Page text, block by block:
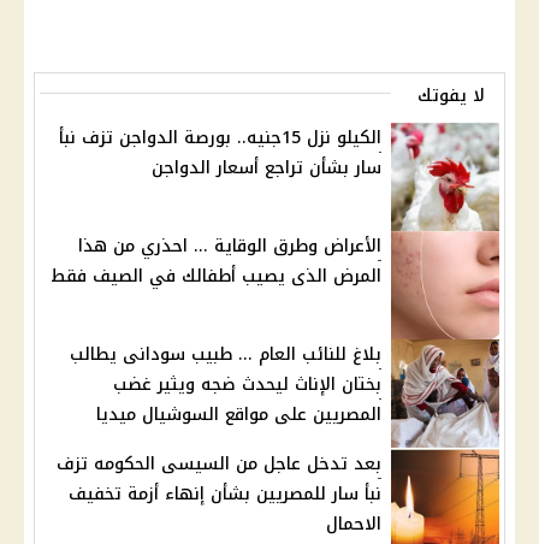
لا يفوتك
الكيلو نزل 15جنيه.. بورصة الدواجن تزف نبأ
سار بشأن تراجع أسعار الدواجن
الأعراض وطرق الوقاية ... احذري من هذا
المرض الذى يصيب أطفالك في الصيف فقط
بلاغ للنائب العام ... طبيب سودانى يطالب
بختان الإناث ليحدث ضجه ويثير غضب
المصريين على مواقع السوشيال ميديا
بعد تدخل عاجل من السيسى الحكومه تزف
نبأ سار للمصريين بشأن إنهاء أزمة تخفيف
الاحمال